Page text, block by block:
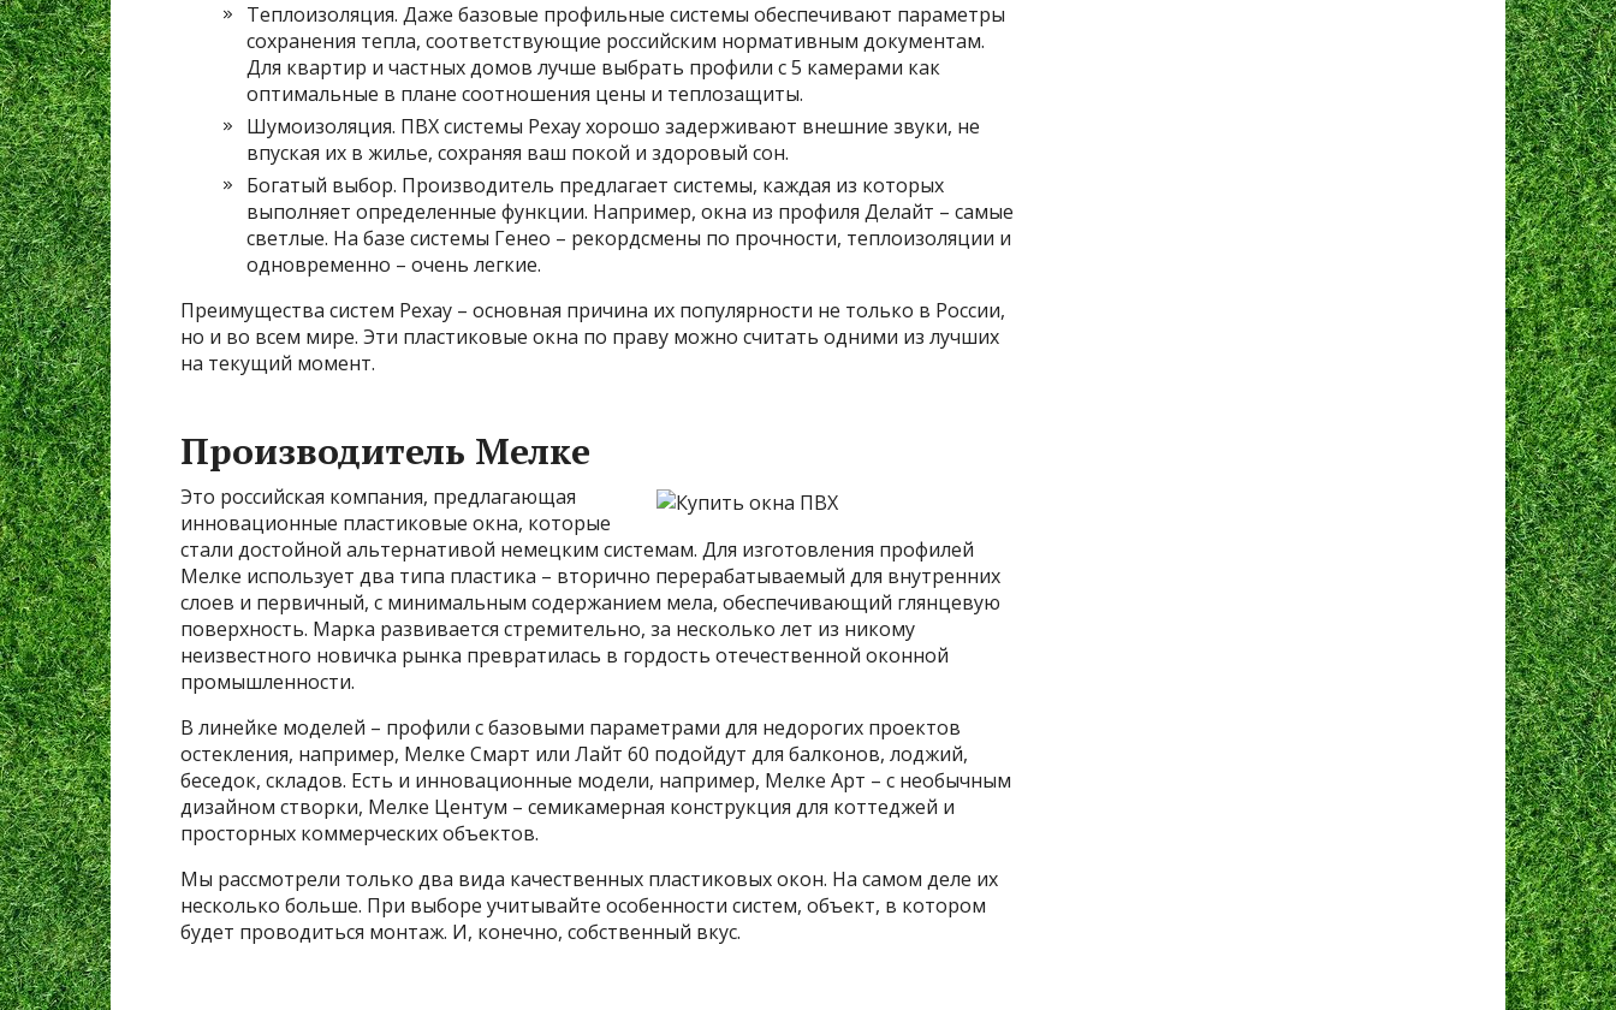
Теплоизоляция. Даже базовые профильные системы обеспечивают параметры
сохранения тепла, соответствующие российским нормативным документам.
Для квартир и частных домов лучше выбрать профили с 5 камерами как
оптимальные в плане соотношения цены и теплозащиты.
Шумоизоляция. ПВХ системы Рехау хорошо задерживают внешние звуки, не
впуская их в жилье, сохраняя ваш покой и здоровый сон.
Богатый выбор. Производитель предлагает системы, каждая из которых
выполняет определенные функции. Например, окна из профиля Делайт – самые
светлые. На базе системы Генео – рекордсмены по прочности, теплоизоляции и
одновременно – очень легкие.
Преимущества систем Рехау – основная причина их популярности не только в России,
но и во всем мире. Эти пластиковые окна по праву можно считать одними из лучших
на текущий момент.
Производитель Мелке
Это российская компания, предлагающая
инновационные пластиковые окна, которые
стали достойной альтернативой немецким системам. Для изготовления профилей
Мелке использует два типа пластика – вторично перерабатываемый для внутренних
слоев и первичный, с минимальным содержанием мела, обеспечивающий глянцевую
поверхность. Марка развивается стремительно, за несколько лет из никому
неизвестного новичка рынка превратилась в гордость отечественной оконной
промышленности.
В линейке моделей – профили с базовыми параметрами для недорогих проектов
остекления, например, Мелке Смарт или Лайт 60 подойдут для балконов, лоджий,
беседок, складов. Есть и инновационные модели, например, Мелке Арт – с необычным
дизайном створки, Мелке Центум – семикамерная конструкция для коттеджей и
просторных коммерческих объектов.
Мы рассмотрели только два вида качественных пластиковых окон. На самом деле их
несколько больше. При выборе учитывайте особенности систем, объект, в котором
будет проводиться монтаж. И, конечно, собственный вкус.